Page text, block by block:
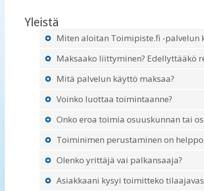
Yleistä
Miten aloitan Toimipiste.fi -palvelun
Maksaako liittyminen? Edellyttääkö
Mitä palvelun käyttö maksaa?
Voinko luottaa toimintaanne?
Onko eroa toimia osuuskunnan tai
Toiminimen perustaminen on
Olenko yrittäjä vai palkansaaja?
Asiakkaani kysyi toimitteko